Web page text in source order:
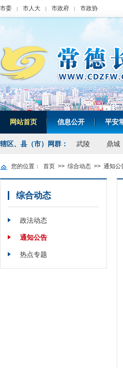
市委 | 市人大 | 市政府 | 市政协
网站首页 | 信息公开 | 平安
辖区、县（市）网群： 武陵 鼎城
您的位置： 首页 >> 综合动态 >> 通知公
综合动态
政法动态
通知公告
热点专题